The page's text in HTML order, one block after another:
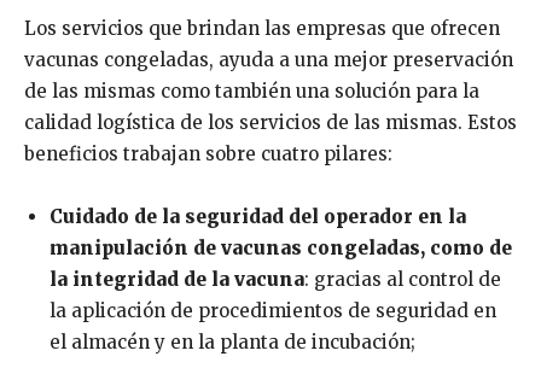
Los servicios que brindan las empresas que ofrecen
vacunas congeladas, ayuda a una mejor preservación
de las mismas como también una solución para la
calidad logística de los servicios de las mismas. Estos
beneficios trabajan sobre cuatro pilares:
Cuidado de la seguridad del operador en la
manipulación de vacunas congeladas, como de
la integridad de la vacuna: gracias al control de
la aplicación de procedimientos de seguridad en
el almacén y en la planta de incubación;